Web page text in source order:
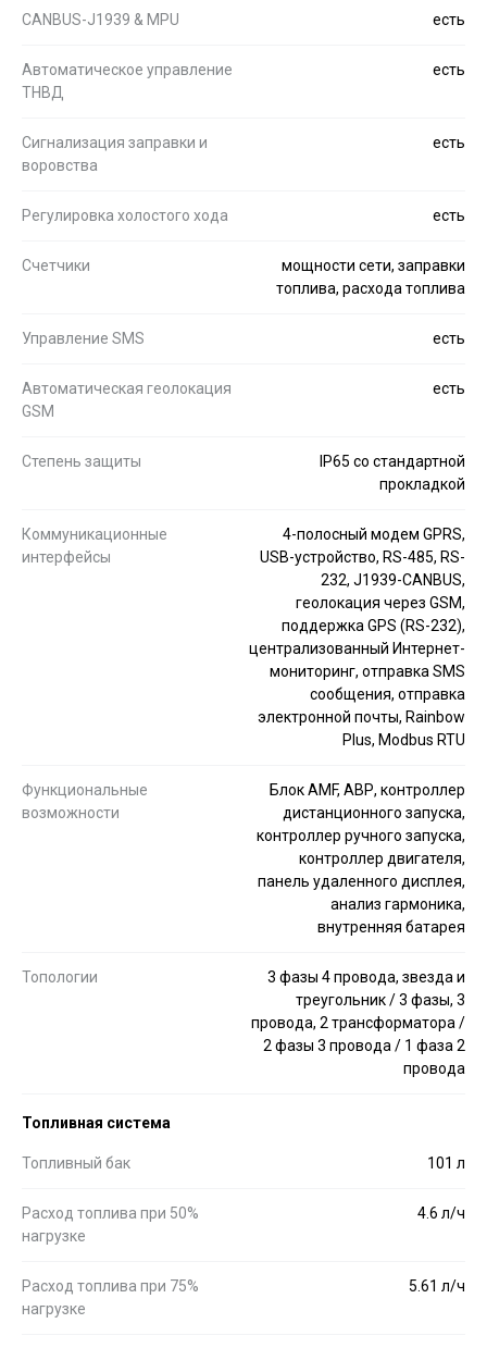
CANBUS-J1939 & MPU есть
Автоматическое управление
ТНВД
есть
Сигнализация заправки и
воровства
есть
Регулировка холостого хода есть
Счетчики
мощности сети, заправки
топлива, расхода топлива
Управление SMS есть
Автоматическая геолокация
GSM
есть
Степень защиты
IP65 со стандартной
прокладкой
Коммуникационные
интерфейсы
4-полосный модем GPRS,
USB-устройство, RS-485, RS-
232, J1939-CANBUS,
геолокация через GSM,
поддержка GPS (RS-232),
централизованный Интернет-
мониторинг, отправка SMS
сообщения, отправка
электронной почты, Rainbow
Plus, Modbus RTU
Функциональные
возможности
Блок AMF, АВР, контроллер
дистанционного запуска,
контроллер ручного запуска,
контроллер двигателя,
панель удаленного дисплея,
анализ гармоника,
внутренняя батарея
Топологии
3 фазы 4 провода, звезда и
треугольник / 3 фазы, 3
провода, 2 трансформатора /
2 фазы 3 провода / 1 фаза 2
провода
Топливная система
Топливный бак 101 л
Расход топлива при 50%
нагрузке
4.6 л/ч
Расход топлива при 75%
нагрузке
5.61 л/ч